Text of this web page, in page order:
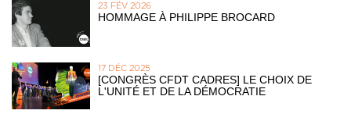
23 FÉV 2026
HOMMAGE À PHILIPPE BROCARD
17 DÉC 2025
[CONGRÈS CFDT CADRES] LE CHOIX DE
L'UNITÉ ET DE LA DÉMOCRATIE